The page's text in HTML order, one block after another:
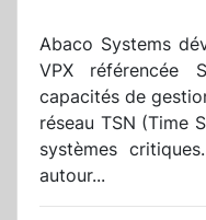
Abaco Systems
VPX référencée
capacités de
réseau TSN (Time
systèmes
autour...